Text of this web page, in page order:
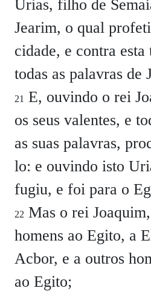
Urias, filho de
Jearim, o qual
cidade, e contra
todas as palavras de
21 E, ouvindo o rei
os seus valentes, e
as suas palavras,
lo: e ouvindo isto
fugiu, e foi para o
22 Mas o rei
homens ao Egito, a
Acbor, e a outros
ao Egito;